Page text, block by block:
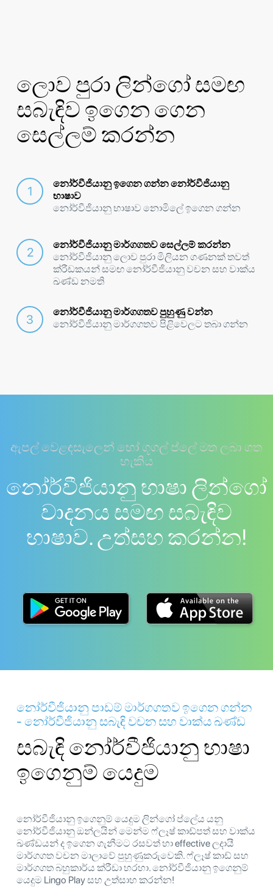
ලොව පුරා ලින්ගෝ සමඟ
සබැඳිව ඉගෙන ගෙන
සෙල්ලම් කරන්න
නෝර්වීජියානු ඉගෙන ගන්න නෝර්වීජියානු
භාෂාව
නෝර්වීජියානු භාෂාව නොමිලේ ඉගෙන ගන්න
නෝර්වීජියානු මාර්ගගතව සෙල්ලම් කරන්න
නෝර්වීජියානු ලොව පුරා මිලියන ගණනක් තවත්
ක්රීඩකයන් සමඟ නෝර්වීජියානු වචන සහ වාක්ය
ඛණ්ඩ නමති
නෝර්වීජියානු මාර්ගගතව පුහුණු වන්න
නෝර්වීජියානු මාර්ගගතව පිළිවෙලට තබා ගන්න
ඇපල් වෙළඳසැලෙන් හෝ ගූගල් ප්ලේ මත ලබා ගත
හැකිය
නෝර්වීජියානු භාෂා ලින්ගෝ
වාදනය සමඟ සබැඳිව
භාෂාව. උත්සහ කරන්න!
නෝර්වීජියානු පාඩම් මාර්ගගතව ඉගෙන ගන්න
- නෝර්වීජියානු සබැඳි වචන සහ වාක්ය ඛණ්ඩ
සබැඳි නෝර්වීජියානු භාෂා
ඉගෙනුම් යෙදුම
නෝර්වීජියානු ඉගෙනුම් යෙදුම ලින්ගෝ ප්ලේය යනු
නෝර්වීජියානු ඔන්ලයින් මෙන්ම ෆ්ලෑෂ් කාඩ්පත් සහ වාක්ය
ඛණ්ඩයන් ද ඉගෙන ගැනීමට රසවත් හා effective ලදායී
මාර්ගගත වචන මාලාවේ පුහුණුකරුවෙකි. ෆ්ලෑෂ් කාඩ් සහ
මාර්ගගත බහුකාර්ය ක්රීඩා හරහා. නෝර්වීජියානු ඉගෙනුම්
යෙදුම Lingo Play සහ උත්සාහ කරන්න!